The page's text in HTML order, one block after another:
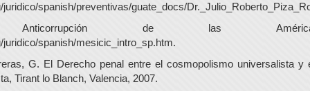
spanish/preventivas/guate_docs/
de las
juridico/spanish/mesicic_intro_sp.htm.
G. El Derecho penal entre el cosmopolismo universalista y
Tirant lo Blanch, Valencia, 2007.